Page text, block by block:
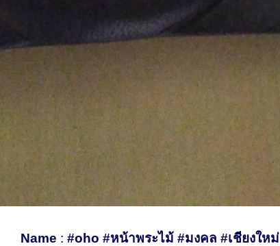
Name : #oho #หน้าพระไม้ #มงคล #เชียงใหม่